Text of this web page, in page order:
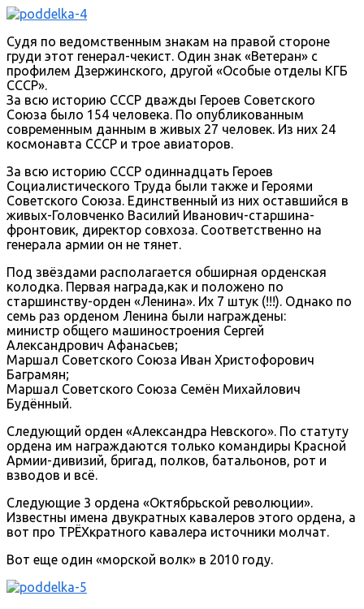
Судя по ведомственным знакам на правой стороне
груди этот генерал-чекист. Один знак «Ветеран» с
профилем Дзержинского, другой «Особые отделы КГБ
СССР».
За всю историю СССР дважды Героев Советского
Союза было 154 человека. По опубликованным
современным данным в живых 27 человек. Из них 24
космонавта СССР и трое авиаторов.
За всю историю СССР одиннадцать Героев
Социалистического Труда были также и Героями
Советского Союза. Единственный из них оставшийся в
живых-Головченко Василий Иванович-старшина-
фронтовик, директор совхоза. Соответственно на
генерала армии он не тянет.
Под звёздами располагается обширная орденская
колодка. Первая награда,как и положено по
старшинству-орден «Ленина». Их 7 штук (!!!). Однако по
семь раз орденом Ленина были награждены:
министр общего машиностроения Сергей
Александрович Афанасьев;
Маршал Советского Союза Иван Христофорович
Баграмян;
Маршал Советского Союза Семён Михайлович
Будённый.
Следующий орден «Александра Невского». По статуту
ордена им награждаются только командиры Красной
Армии-дивизий, бригад, полков, батальонов, рот и
взводов и всё.
Следующие 3 ордена «Октябрьской революции».
Известны имена двукратных кавалеров этого ордена, а
вот про ТРЁХкратного кавалера источники молчат.
Вот еще один «морской волк» в 2010 году.